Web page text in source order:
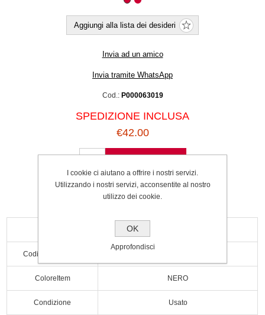
Aggiungi alla lista dei desideri
Invia ad un amico
Invia tramite WhatsApp
Cod.: P000063019
SPEDIZIONE INCLUSA
€42.00
CodiceCostruttore
ColoreItem NERO
Condizione Usato
I cookie ci aiutano a offrire i nostri servizi.
Utilizzando i nostri servizi, acconsentite al nostro
utilizzo dei cookie.
OK
Approfondisci